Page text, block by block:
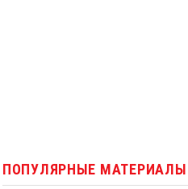
ПОПУЛЯРНЫЕ МАТЕРИАЛЫ